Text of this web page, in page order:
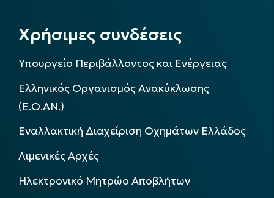
Χρήσιμες συνδέσεις
Υπουργείο Περιβάλλοντος και Ενέργειας
Ελληνικός Οργανισμός Ανακύκλωσης
(Ε.Ο.ΑΝ.)
Εναλλακτική Διαχείριση Οχημάτων Ελλάδος
Λιμενικές Αρχές
Ηλεκτρονικό Μητρώο Αποβλήτων